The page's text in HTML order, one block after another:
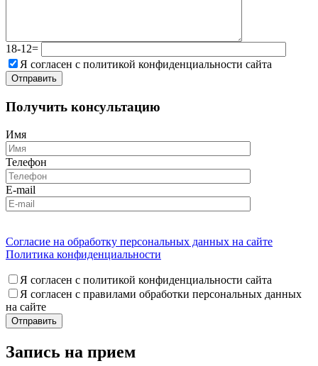
18-12=
Я согласен с политикой конфиденциальности сайта
Получить консультацию
Имя
Телефон
E-mail
Согласие на обработку персональных данных на сайте
Политика конфиденциальности
Я согласен с политикой конфиденциальности сайта
Я согласен с правилами обработки персональных данных
на сайте
Запись на прием